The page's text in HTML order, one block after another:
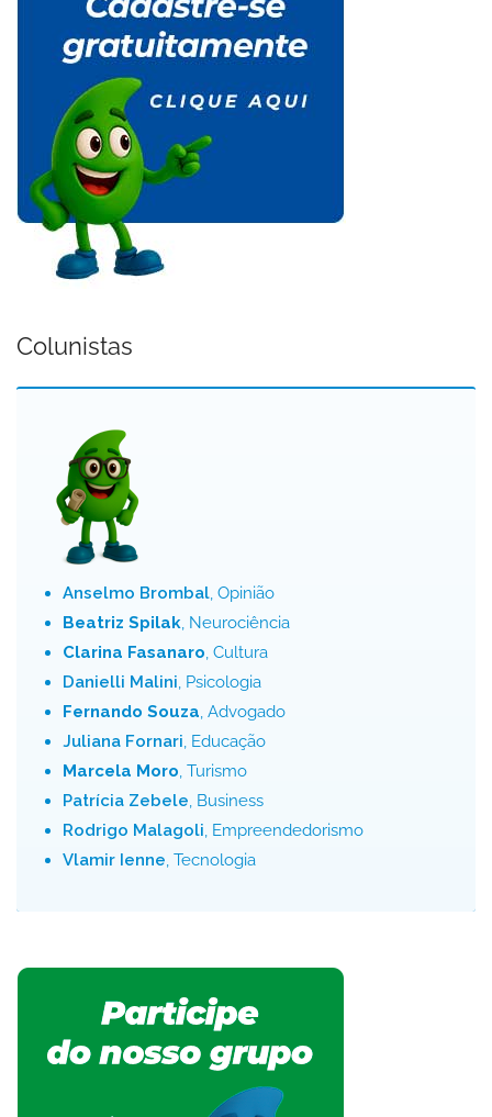
Colunistas
Anselmo Brombal, Opinião
Beatriz Spilak, Neurociência
Clarina Fasanaro, Cultura
Danielli Malini, Psicologia
Fernando Souza, Advogado
Juliana Fornari, Educação
Marcela Moro, Turismo
Patrícia Zebele, Business
Rodrigo Malagoli, Empreendedorismo
Vlamir Ienne, Tecnologia